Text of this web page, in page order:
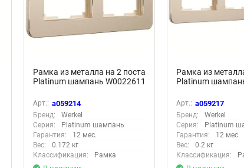
Рамка из металла на 2 поста
Platinum шампань W0022611
Арт.: a059214
Бренд:
Werkel
Серия:
Platinum шампань
Гарантия:
12 мес.
Вес:
0.172 кг
Классификация:
Рамка
Рамка из
Platinum
Арт.: a059217
Бренд:
Werkel
Серия:
Platinum
Гарантия:
12 мес.
Вес:
0.2 кг
Классификация: